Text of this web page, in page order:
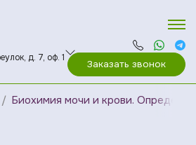
д. 7, оф. 1
Заказать звонок
Биохимия мочи и крови.